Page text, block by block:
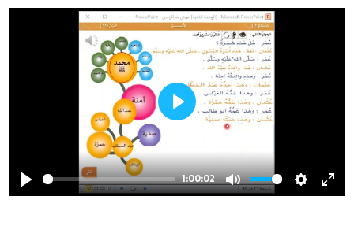
Play
1:00:02
Mute Settings
Play